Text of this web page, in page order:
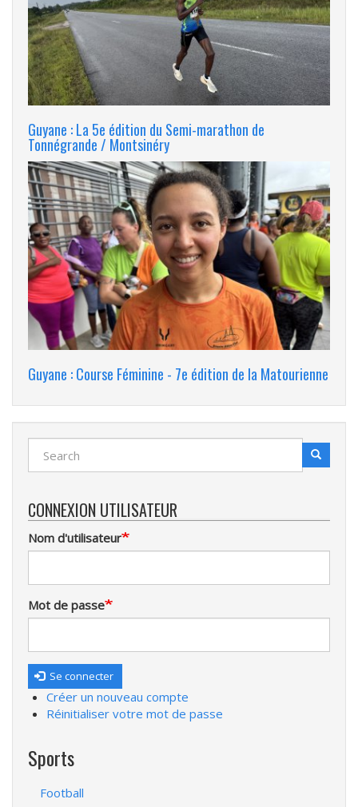
Guyane : La 5e édition du Semi-marathon de
Tonnégrande / Montsinéry
Guyane : Course Féminine - 7e édition de la Matourienne
Recherche Search
CONNEXION UTILISATEUR
Nom d'utilisateur
Mot de passe
Se connecter
Créer un nouveau compte
Réinitialiser votre mot de passe
Sports
Football